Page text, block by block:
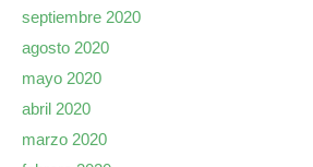
septiembre 2020
agosto 2020
mayo 2020
abril 2020
marzo 2020